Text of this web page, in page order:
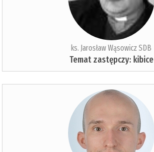
ks. Jarosław Wąsowicz SDB
Temat zastępczy: kibice